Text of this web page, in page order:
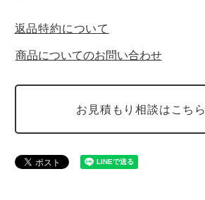
返品特約について
商品についてのお問い合わせ
お見積もり相談はこちら